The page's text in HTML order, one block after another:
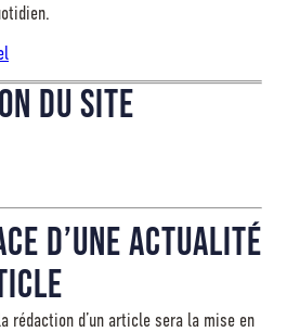
du site
d’une actualité
rédaction d’un article sera la mise en